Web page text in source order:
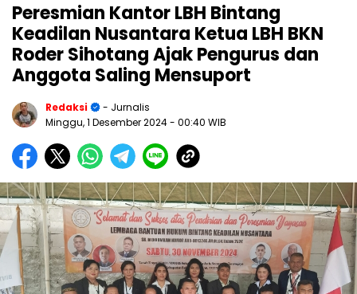
Peresmian Kantor LBH Bintang
Keadilan Nusantara Ketua LBH BKN
Roder Sihotang Ajak Pengurus dan
Anggota Saling Mensuport
Redaksi
- Jurnalis
Minggu, 1 Desember 2024- 00:40 WIB